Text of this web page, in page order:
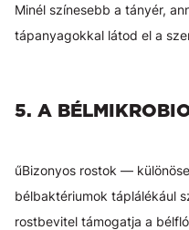
Minél színesebb a tányér,
tápanyagokkal látod el a
5. A
űBizonyos rostok —
bélbaktériumok táplálékául
rostbevitel támogatja a